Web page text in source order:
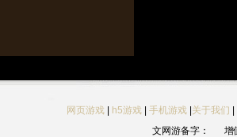
网页游戏| h5游戏| 手机游戏| 关于我们
文网游备字：
增